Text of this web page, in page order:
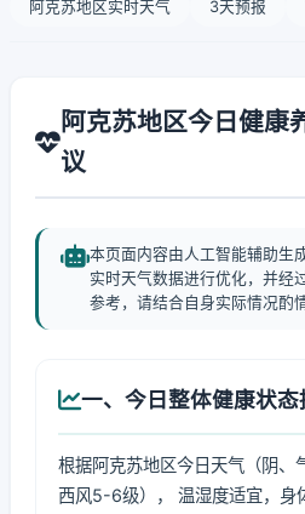
阿克苏地区实时天气 3天预报
阿克苏地区今日健康
议
本页面内容由人工智能辅助生
实时天气数据进行优化，并经
参考，请结合自身实际情况酌
一、今日整体健康状态
根据阿克苏地区今日天气（阴
西风5-6级）， 温湿度适宜，身